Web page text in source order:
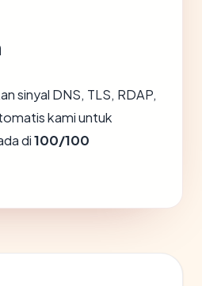
sinyal DNS, TLS, RDAP,
kami untuk
di100/100